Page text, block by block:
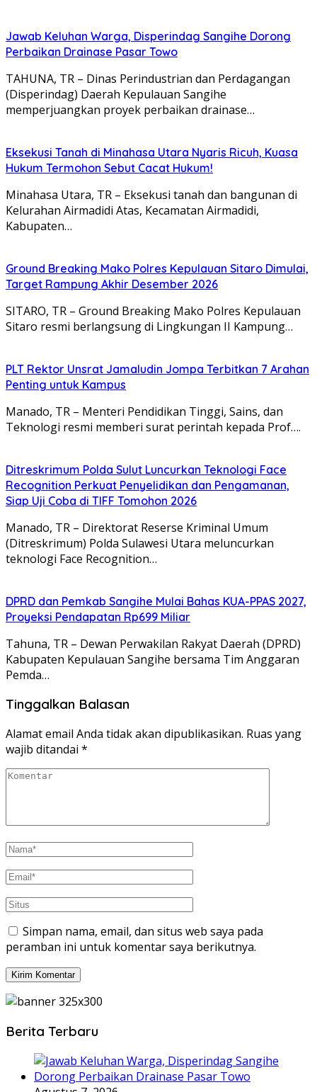
Jawab Keluhan Warga, Disperindag Sangihe Dorong
Perbaikan Drainase Pasar Towo
TAHUNA, TR – Dinas Perindustrian dan Perdagangan
(Disperindag) Daerah Kepulauan Sangihe
memperjuangkan proyek perbaikan drainase…
Eksekusi Tanah di Minahasa Utara Nyaris Ricuh, Kuasa
Hukum Termohon Sebut Cacat Hukum!
Minahasa Utara, TR – Eksekusi tanah dan bangunan di
Kelurahan Airmadidi Atas, Kecamatan Airmadidi,
Kabupaten…
Ground Breaking Mako Polres Kepulauan Sitaro Dimulai,
Target Rampung Akhir Desember 2026
SITARO, TR – Ground Breaking Mako Polres Kepulauan
Sitaro resmi berlangsung di Lingkungan II Kampung…
​PLT Rektor Unsrat Jamaludin Jompa Terbitkan 7 Arahan
Penting untuk Kampus
Manado, TR – ​Menteri Pendidikan Tinggi, Sains, dan
Teknologi resmi memberi surat perintah kepada Prof….
Ditreskrimum Polda Sulut Luncurkan Teknologi Face
Recognition Perkuat Penyelidikan dan Pengamanan,
Siap Uji Coba di TIFF Tomohon 2026
Manado, TR – Direktorat Reserse Kriminal Umum
(Ditreskrimum) Polda Sulawesi Utara meluncurkan
teknologi Face Recognition…
DPRD dan Pemkab Sangihe Mulai Bahas KUA-PPAS 2027,
Proyeksi Pendapatan Rp699 Miliar
Tahuna, TR – Dewan Perwakilan Rakyat Daerah (DPRD)
Kabupaten Kepulauan Sangihe bersama Tim Anggaran
Pemda…
Tinggalkan Balasan
Alamat email Anda tidak akan dipublikasikan. Ruas yang
wajib ditandai *
Simpan nama, email, dan situs web saya pada
peramban ini untuk komentar saya berikutnya.
Berita Terbaru